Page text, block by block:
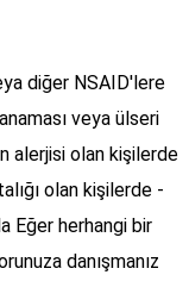
diğer NSAID'lere
veya ülseri
alerjisi olan kişilerde
olan kişilerde -
Eğer herhangi bir
danışmanız